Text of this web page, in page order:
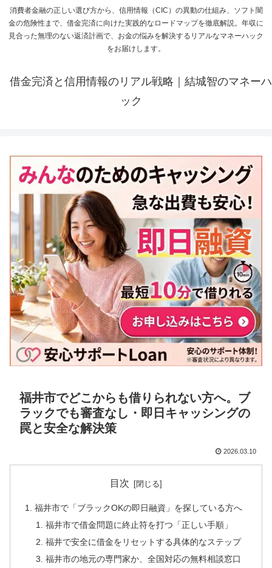
消費者金融の正しい選び方から、信用情報（CIC）の異動の仕組み、ソフト闇
金の危険性まで、借金完済に向けた実践的なロードマップを徹底解説。年収に
見合った無理のない返済計画で、お金の悩みを解決するリアルなマネーハック
をお届けします。
借金完済と信用情報のリアル戦略｜結城智のマネーハ
ック
福井市でどこからも借りられない方へ。ブ
ラックでも審査なし・即日キャッシングの
罠と安全な解決策
2026.03.10
目次
福井市で「ブラックOKの即日融資」を探している方へ
福井市で借金問題に終止符を打つ「正しい手順」
福井で安全に借金をリセットする具体的なステップ
福井市の地元の専門家か、全国対応の無料相談窓口